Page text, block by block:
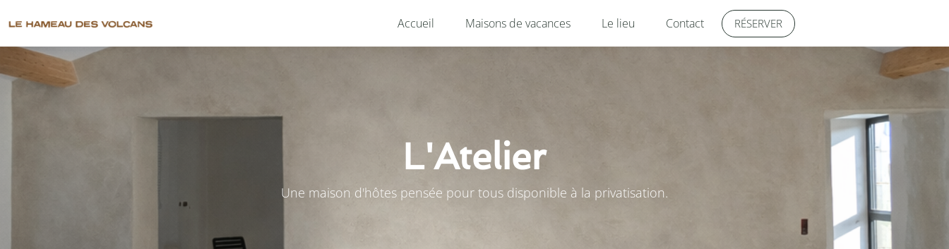
Accueil Maisons de vacances Le lieu Contact RÉSERVER
L'Atelier
Une maison d'hôtes pensée pour tous disponible à la privatisation.